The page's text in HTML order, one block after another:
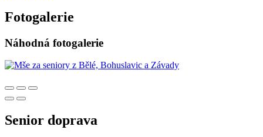
Fotogalerie
Náhodná fotogalerie
Senior doprava